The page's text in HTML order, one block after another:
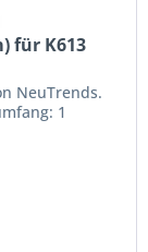
für K613
NeuTrends.
1